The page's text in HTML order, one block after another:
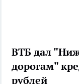
ВТБ дал
дорогам"
рублей